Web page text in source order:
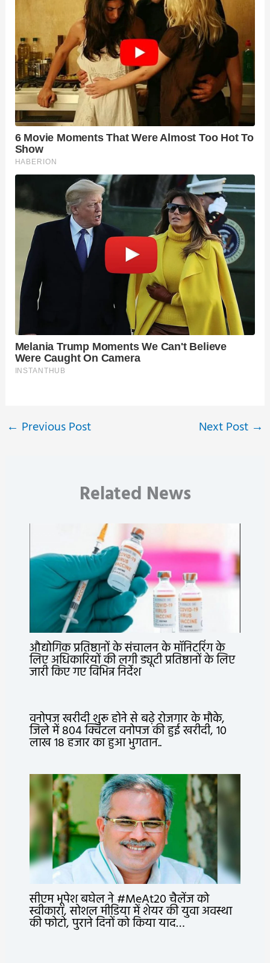
← Previous Post Next Post →
Related News
औद्योगिक प्रतिष्ठानों के संचालन के मॉनिटरिंग के
लिए अधिकारियों की लगी ड्यूटी प्रतिष्ठानों के लिए
जारी किए गए विभिन्न निर्देश
वनोपज खरीदी शुरू होने से बढ़े रोजगार के मौके,
जिले में 804 क्विंटल वनोपज की हुई खरीदी, 10
लाख 18 हजार का हुआ भुगतान..
सीएम भूपेश बघेल ने #MeAt20 चैलेंज को
स्वीकारा, सोशल मीडिया में शेयर की युवा अवस्था
की फोटो, पुराने दिनों को किया याद…